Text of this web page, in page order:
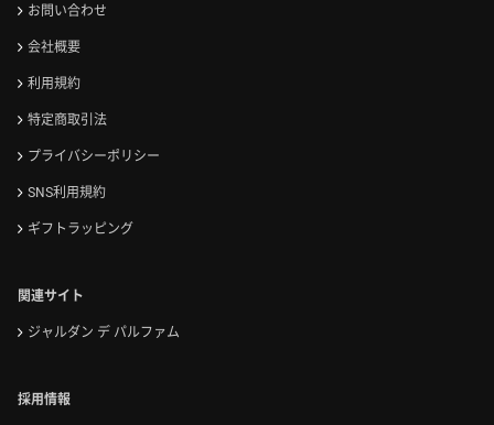
お問い合わせ
会社概要
利用規約
特定商取引法
プライバシーポリシー
SNS利用規約
ギフトラッピング
関連サイト
ジャルダン デ パルファム
採用情報